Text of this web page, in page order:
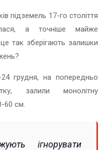
підземель 17-го століття
а точніше майже
так зберігають залишки
грудня, на попередньо
залили монолітну
60 см.
ігнорувати